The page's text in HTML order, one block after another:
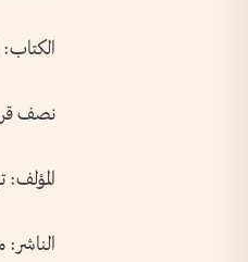
الكتاب:
نصف
المؤلف: